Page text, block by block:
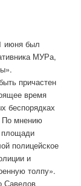
июня был
МУРа,
причастен
время
беспорядках
По мнению
площади
полицейское
и
толпу».
Савелов